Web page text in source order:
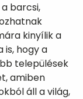
barcsi,
kinyílik a
is, hogy a
települések
amiben
áll a világ,